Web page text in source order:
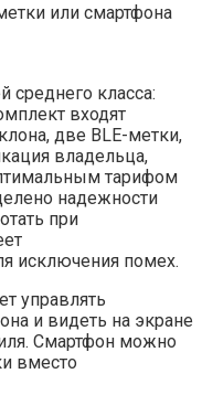
или смартфона
среднего класса:
входят
две BLE-метки,
владельца,
тарифом
надежности
при
исключения помех.
управлять
и видеть на экране
Смартфон можно
вместо